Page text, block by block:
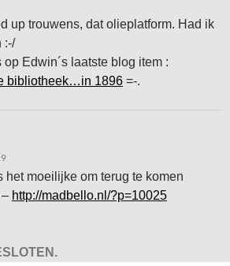
up trouwens, dat olieplatform. Had ik
:-/
Edwin´s laatste blog item :
bibliotheek…in 1896 =-.
het moeilijke om terug te komen
http://madbello.nl/?p=10025